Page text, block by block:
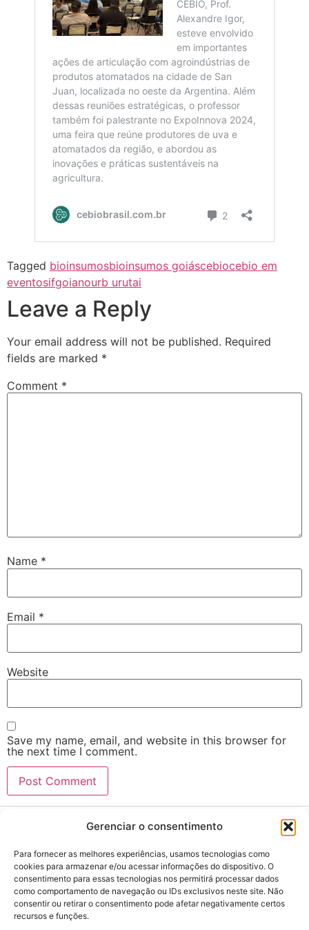
Gerenciar o consentimento
Para fornecer as melhores experiências, usamos tecnologias como
cookies para armazenar e/ou acessar informações do dispositivo. O
consentimento para essas tecnologias nos permitirá processar dados
como comportamento de navegação ou IDs exclusivos neste site. Não
consentir ou retirar o consentimento pode afetar negativamente certos
recursos e funções.
Tagged bioinsumosbioinsumos goiáscebiocebio em
eventosifgoianourb urutai
Leave a Reply
Your email address will not be published. Required
fields are marked *
Comment *
Name *
Email *
Website
Save my name, email, and website in this browser for
the next time I comment.
cebio@ifgoiano.edu.br
(62) 99625-6540